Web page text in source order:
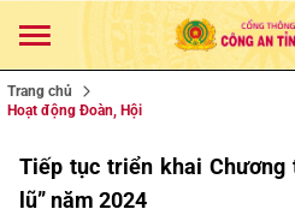
Trang chủ
Hoạt động Đoàn, Hội
Tiếp tục triển khai Chương
lũ” năm 2024